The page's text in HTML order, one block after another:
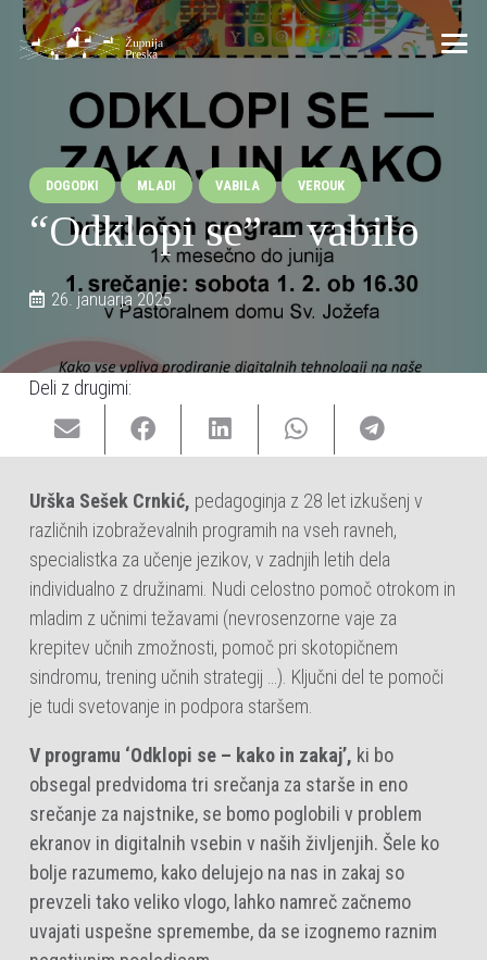
DOGODKI MLADI VABILA VEROUK
“Odklopi se” – vabilo
26. januarja 2025
Deli z drugimi:
Urška Sešek Crnkić, pedagoginja z 28 let izkušenj v
različnih izobraževalnih programih na vseh ravneh,
specialistka za učenje jezikov, v zadnjih letih dela
individualno z družinami. Nudi celostno pomoč otrokom in
mladim z učnimi težavami (nevrosenzorne vaje za
krepitev učnih zmožnosti, pomoč pri skotopičnem
sindromu, trening učnih strategij …). Ključni del te pomoči
je tudi svetovanje in podpora staršem.
V programu ‘Odklopi se – kako in zakaj’, ki bo
obsegal predvidoma tri srečanja za starše in eno
srečanje za najstnike, se bomo poglobili v problem
ekranov in digitalnih vsebin v naših življenjih. Šele ko
bolje razumemo, kako delujejo na nas in zakaj so
prevzeli tako veliko vlogo, lahko namreč začnemo
uvajati uspešne spremembe, da se izognemo raznim